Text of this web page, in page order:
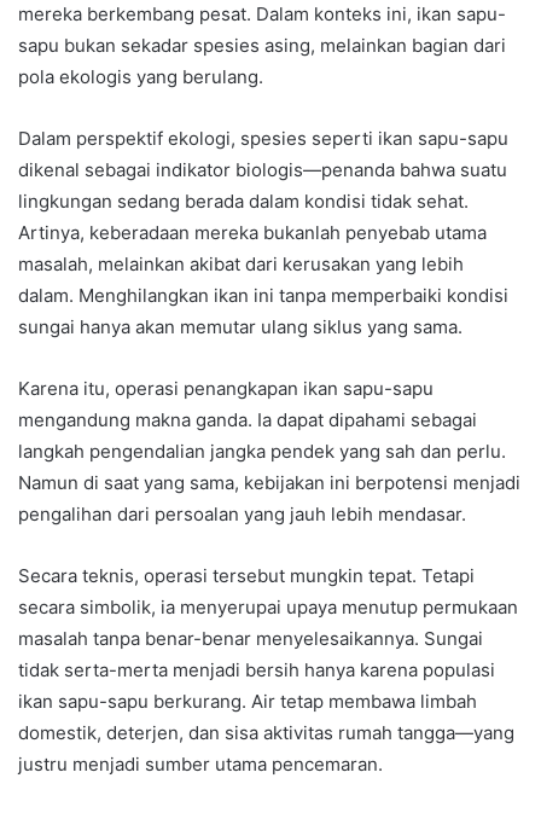
mereka berkembang pesat. Dalam konteks ini, ikan sapu-
sapu bukan sekadar spesies asing, melainkan bagian dari
pola ekologis yang berulang.
Dalam perspektif ekologi, spesies seperti ikan sapu-sapu
dikenal sebagai indikator biologis—penanda bahwa suatu
lingkungan sedang berada dalam kondisi tidak sehat.
Artinya, keberadaan mereka bukanlah penyebab utama
masalah, melainkan akibat dari kerusakan yang lebih
dalam. Menghilangkan ikan ini tanpa memperbaiki kondisi
sungai hanya akan memutar ulang siklus yang sama.
Karena itu, operasi penangkapan ikan sapu-sapu
mengandung makna ganda. Ia dapat dipahami sebagai
langkah pengendalian jangka pendek yang sah dan perlu.
Namun di saat yang sama, kebijakan ini berpotensi menjadi
pengalihan dari persoalan yang jauh lebih mendasar.
Secara teknis, operasi tersebut mungkin tepat. Tetapi
secara simbolik, ia menyerupai upaya menutup permukaan
masalah tanpa benar-benar menyelesaikannya. Sungai
tidak serta-merta menjadi bersih hanya karena populasi
ikan sapu-sapu berkurang. Air tetap membawa limbah
domestik, deterjen, dan sisa aktivitas rumah tangga—yang
justru menjadi sumber utama pencemaran.